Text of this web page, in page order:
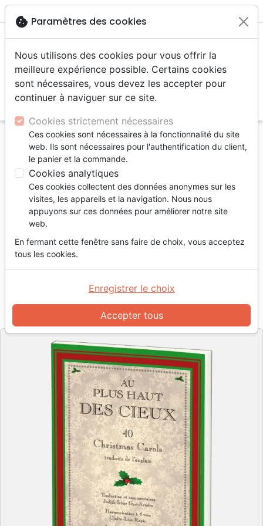
menu
Accueil Livres Recueils de chants
Adultes
Au plus haut des cieux - [2e édition révisée]
Partitions de 40 Christmas Carols [recueil de chants
de Noël]
Au plus haut des cieux
[2e édition révisée] Partitions de 40
Christmas Carols [recueil de chants de
Noël]
Auteur :Judith Irène Gyr-Arnéra-Claire-Lise
RéférenceEXL0496 EAN9782755004960
cookie Paramètres des cookies
Nous utilisons des cookies pour vous offrir la
meilleure expérience possible. Certains cookies
sont nécessaires, vous devez les accepter pour
continuer à naviguer sur ce site.
Cookies strictement nécessaires
Ces cookies sont nécessaires à la fonctionnalité du site
web. Ils sont nécessaires pour l'authentification du client,
le panier et la commande.
Cookies analytiques
Ces cookies collectent des données anonymes sur les
visites, les appareils et la navigation. Nous nous
appuyons sur ces données pour améliorer notre site
web.
En fermant cette fenêtre sans faire de choix, vous acceptez
tous les cookies.
Accepter tous
Enregistrer le choix